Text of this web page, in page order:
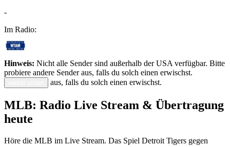
-
Im Radio:
Hinweis: Nicht alle Sender sind außerhalb der USA verfügbar. Bitte
probiere andere Sender aus, falls du solch einen erwischst.
aus, falls du solch einen erwischst.
MLB: Radio Live Stream & Übertragung
heute
Höre die MLB im Live Stream. Das Spiel Detroit Tigers gegen